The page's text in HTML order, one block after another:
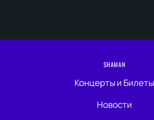
SHAMAN
Концерты и Билеты
Новости